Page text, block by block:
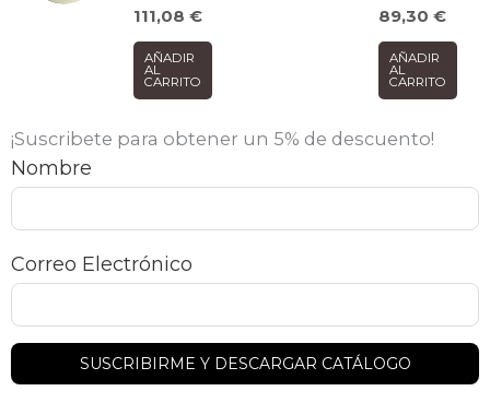
111,08€
AÑADIR
AL
CARRITO
89,30€
AÑADIR
AL
CARRITO
¡Suscribete para obtener un 5% de descuento!
Nombre
Correo Electrónico